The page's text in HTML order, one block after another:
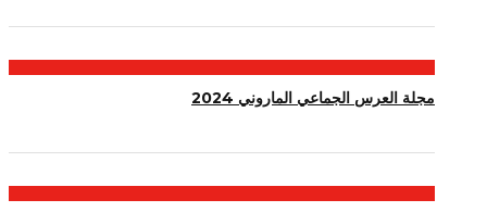
مجلة العرس الجماعي الماروني 2024